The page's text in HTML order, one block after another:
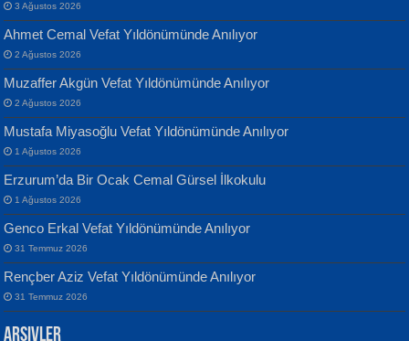
ATİLLA ÖZEN
Sultan Olmadan Önce Eyüp...
EKREM KARABABA
Banu Sancak
Defterimden İçeri...
İsmail Aydos
İnkisar...
3 Ağustos 2026
Ahmet Cemal Vefat Yıldönümünde Anılıyor
2 Ağustos 2026
Muzaffer Akgün Vefat Yıldönümünde Anılıyor
2 Ağustos 2026
Mustafa Miyasoğlu Vefat Yıldönümünde Anılıyor
1 Ağustos 2026
Erzurum’da Bir Ocak Cemal Gürsel İlkokulu
1 Ağustos 2026
Genco Erkal Vefat Yıldönümünde Anılıyor
31 Temmuz 2026
Rençber Aziz Vefat Yıldönümünde Anılıyor
31 Temmuz 2026
Arşivler